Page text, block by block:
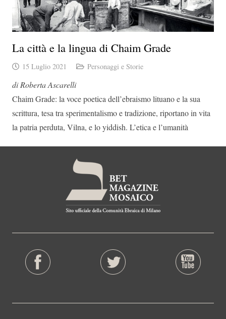
La città e la lingua di Chaim Grade
15 Luglio 2021 Personaggi e Storie
di Roberta Ascarelli
Chaim Grade: la voce poetica dell’ebraismo lituano e la sua
scrittura, tesa tra sperimentalismo e tradizione, riportano in vita
la patria perduta, Vilna, e lo yiddish. L’etica e l’umanità